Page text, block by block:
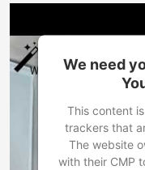
We need
This content
trackers that
The website
with their CMP